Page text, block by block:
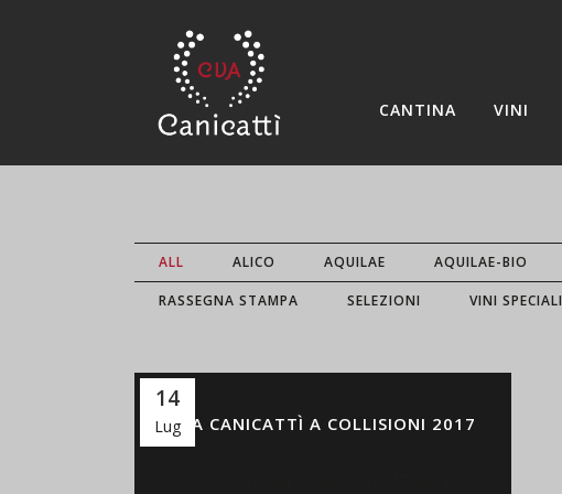
CANTINA VINI
ALL ALICO AQUILAE AQUILAE-BIO
RASSEGNA STAMPA SELEZIONI VINI SPECIALI
14
LugCVA CANICATTÌ A COLLISIONI 2017